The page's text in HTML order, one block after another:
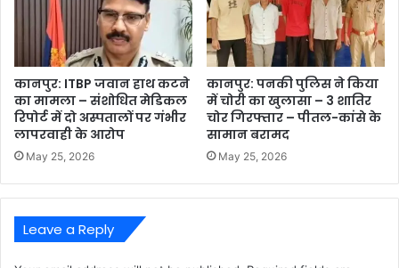
कानपुर: ITBP जवान हाथ कटने
का मामला – संशोधित मेडिकल
रिपोर्ट में दो अस्पतालों पर गंभीर
लापरवाही के आरोप
May 25, 2026
कानपुर: पनकी पुलिस ने किया
में चोरी का खुलासा – 3 शातिर
चोर गिरफ्तार – पीतल-कांसे के
सामान बरामद
May 25, 2026
Leave a Reply